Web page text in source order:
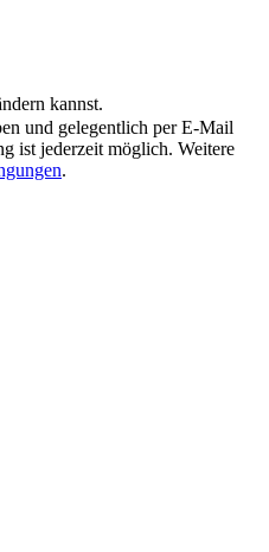
kannst.
und gelegentlich per E-Mail
ist jederzeit möglich. Weitere
.